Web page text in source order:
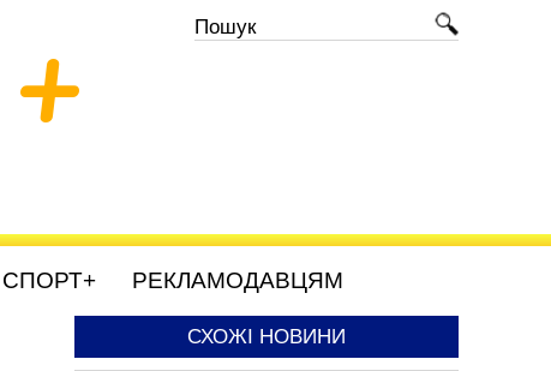
+
СПОРТ+ РЕКЛАМОДАВЦЯМ
СХОЖІ НОВИНИ